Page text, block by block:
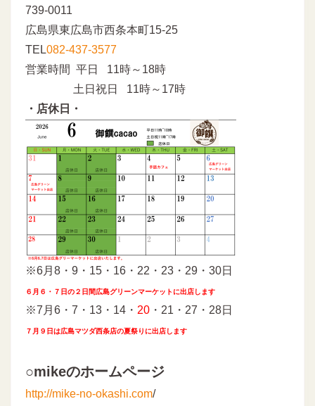
739-0011
広島県東広島市西条本町15-25
TEL082-437-3577
営業時間 平日 11時～18時
土日祝日 11時～17時
・店休日・
※6月8・9・15・16・22・23・29・30日
６月６・７日の２日間広島グリーンマーケットに出店します
※7月6・7・13・14・ 20 ・21・27・28日
７月９日は広島マツダ西条店の夏祭りに出店します
○mikeのホームページ
http://mike-no-okashi.com/